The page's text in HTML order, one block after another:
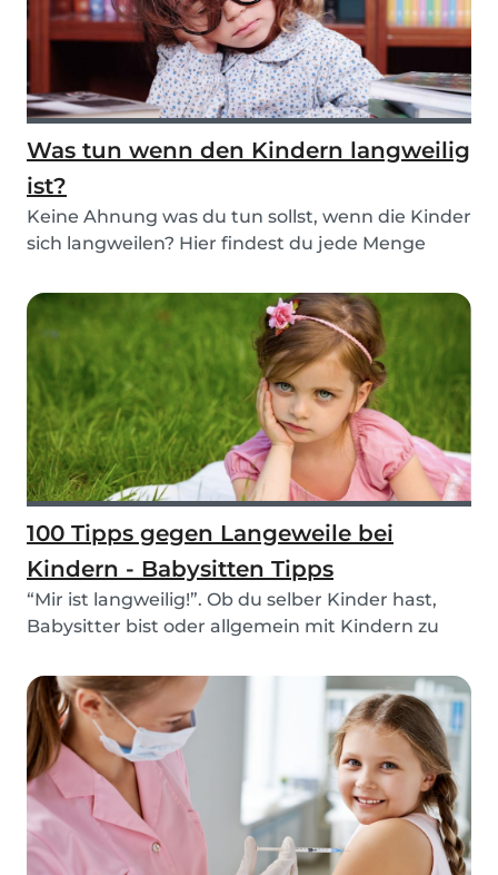
Was tun wenn den Kindern langweilig
ist?
Keine Ahnung was du tun sollst, wenn die Kinder
sich langweilen? Hier findest du jede Menge
100 Tipps gegen Langeweile bei
Kindern - Babysitten Tipps
“Mir ist langweilig!”. Ob du selber Kinder hast,
Babysitter bist oder allgemein mit Kindern zu